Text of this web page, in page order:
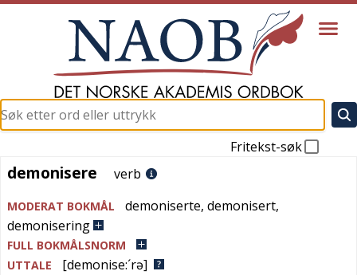
Fritekst-søk
demonisere
demonisere verb
MODERAT BOKMÅL demoniserte, demonisert,
demonisering
FULL BOKMÅLSNORM
UTTALE
[demonise:´rə]